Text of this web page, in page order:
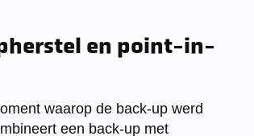
en point-in-
waarop de back-up werd
een back-up met